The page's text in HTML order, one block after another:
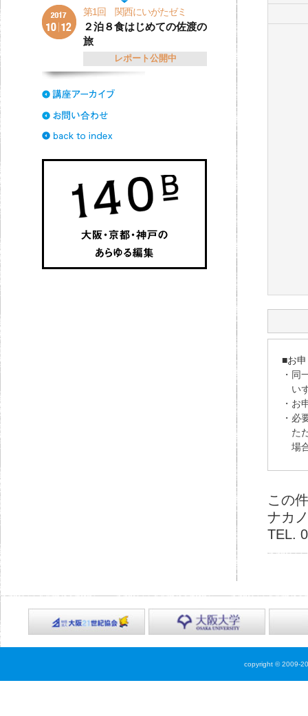
この
ナカ
TEL.
第1回 関西にいがたゼミ
２泊８食はじめての佐渡の
旅
レポート公開中
copyright © 2009-